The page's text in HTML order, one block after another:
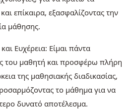
επίκαιρα, εξασφαλίζοντας την
μάθησης.
Ευχέρεια: Είμαι πάντα
του μαθητή και προσφέρω πλήρη
της μαθησιακής διαδικασίας,
το μάθημα για να
δυνατό αποτέλεσμα.